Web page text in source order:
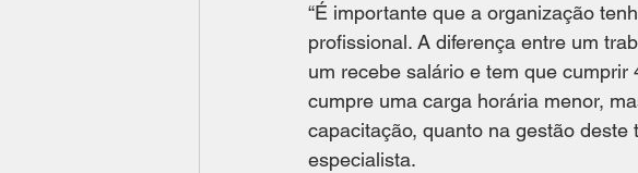
“É importante que a organização
profissional. A diferença entre um
um recebe salário e tem que
cumpre uma carga horária menor,
capacitação, quanto na gestão
especialista.